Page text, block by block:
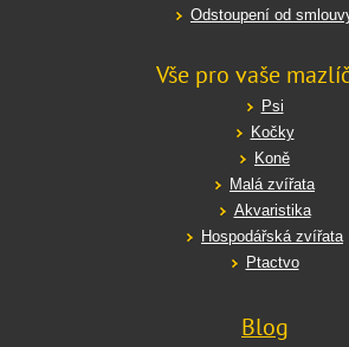
Odstoupení od
Vše pro vaše
Psi
Kočky
Koně
Malá zvířata
Akvaristika
Hospodářská zvířata
Ptactvo
Blog